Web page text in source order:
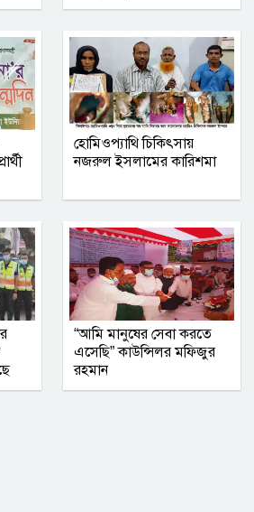
নোয়াখালীতে ব্যবসায়ীর বাড়িতে দুর্ধর্ষ
ডাকাতি, আহত ৫
নারী ও শিশু নির্যাতন বন্ধে নীরবতা নয়, চাই
সম্মিলিত উদ্যোগ
ভূমি রেকর্ড ও জরিপ অধিদপ্তরের
নোয়াখালীতে নতুন গ্যাস কূপের খনন শুরু,
মিলতে পারে দৈনিক ৭ মিলিয়ন ঘনফুট গ্যাস
হোমিওপ্যাথি চিকিৎসায়
নজরুল ইসলামের কারিশমা
“আমি মানুষের সেবা করতে
এসেছি” কাউন্সিলর মফিজুর
রহমান